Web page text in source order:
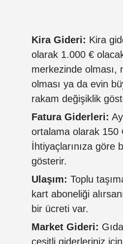
Kira Gideri: Kira
olarak 1.000 €
merkezinde olması,
olması ya da evin
rakam değişiklik
Fatura Giderleri:
ortalama olarak 150
İhtiyaçlarınıza göre
gösterir.
Ulaşım: Toplu
kart aboneliği
bir ücreti var.
Market Gideri:
çeşitli giderleriniz